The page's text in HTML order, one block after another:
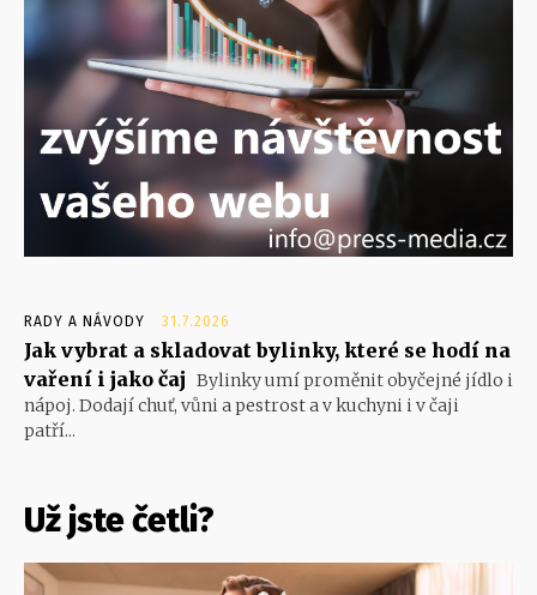
RADY A NÁVODY 31.7.2026
Jak vybrat a skladovat bylinky, které se hodí na
vaření i jako čaj Bylinky umí proměnit obyčejné jídlo i
nápoj. Dodají chuť, vůni a pestrost a v kuchyni i v čaji
patří...
Už jste četli?